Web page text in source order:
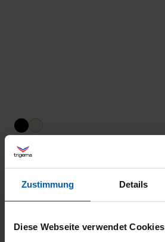
Zustimmung Details
Diese Webseite verwendet Cookies
T-Shirt Merino Wool
from 56,20 €